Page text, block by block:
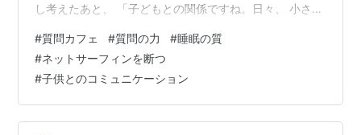
し考えたあと、 「子どもとの関係ですね。日々、 小さな
んです。 私は子どもとのコミュニケーション に満足して
いるんだと、今気づきました。」 と話してくれました。
そして次の質問カードは、 「今の生活で減らしたいこと
は何ですか？」 「えっ？減らしたいこと？」 「そんなこ
と考えたこともないです。」 「やりたいこと」や「今で
#質問カフェ #質問の力 #睡眠の質
#ネットサーフィンを断つ
#子供とのコミュニケーション